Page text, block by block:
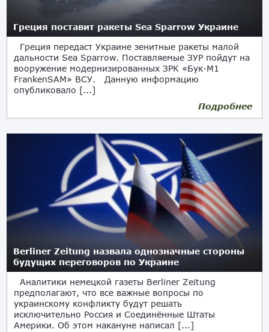
Греция поставит ракеты Sea Sparrow Украине
Греция передаст Украине зенитные ракеты малой
дальности Sea Sparrow. Поставляемые ЗУР пойдут на
вооружение модернизированных ЗРК «Бук-М1
FrankenSAM» ВСУ. Данную информацию
опубликовало [...]
Подробнее
Berliner Zeitung назвала однозначные стороны
будущих переговоров по Украине
Аналитики немецкой газеты Berliner Zeitung
предполагают, что все важные вопросы по
украинскому конфликту будут решать
исключительно Россия и Соединённые Штаты
Америки. Об этом накануне написал [...]